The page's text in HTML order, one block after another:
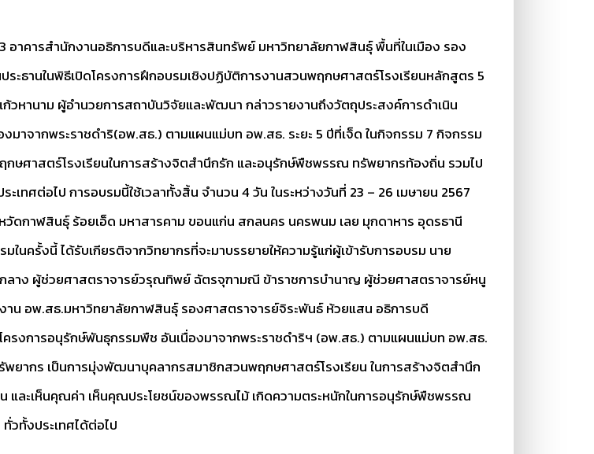
าคารสำนักงานอธิการบดีและบริหารสินทรัพย์ มหาวิทยาลัยกาฬสินธุ์ พื้นที่ในเมือง รอง
ะธานในพิธีเปิดโครงการฝึกอบรมเชิงปฏิบัติการงานสวนพฤกษศาสตร์โรงเรียนหลักสูตร 5
หานาม ผู้อำนวยการสถาบันวิจัยและพัฒนา กล่าวรายงานถึงวัตถุประสงค์การดำเนิน
าจากพระราชดำริ(อพ.สธ.) ตามแผนแม่บท อพ.สธ. ระยะ 5 ปีที่เจ็ด ในกิจกรรม 7 กิจกรรม
ศาสตร์โรงเรียนในการสร้างจิตสำนึกรัก และอนุรักษ์พืชพรรณ ทรัพยากรท้องถิ่น รวมไป
ต่อไป การอบรมนี้ใช้เวลาทั้งสิ้น จำนวน 4 วัน ในระหว่างวันที่ 23 – 26 เมษายน 2567
ดกาฬสินธุ์ ร้อยเอ็ด มหาสารคาม ขอนแก่น สกลนคร นครพนม เลย มุกดาหาร อุดรธานี
นครั้งนี้ ได้รับเกียรติจากวิทยากรที่จะมาบรรยายให้ความรู้แก่ผู้เข้ารับการอบรม นาย
ลาง ผู้ช่วยศาสตราจารย์วรุณทิพย์ ฉัตรจุฑามณี ข้าราชการบำนาญ ผู้ช่วยศาสตราจารย์หนู
น อพ.สธ.มหาวิทยาลัยกาฬสินธุ์ รองศาสตราจารย์จิระพันธ์ ห้วยแสน อธิการบดี
รงการอนุรักษ์พันธุกรรมพืช อันเนื่องมาจากพระราชดำริฯ (อพ.สธ.) ตามแผนแม่บท อพ.สธ.
พยากร เป็นการมุ่งพัฒนาบุคลากรสมาชิกสวนพฤกษศาสตร์โรงเรียน ในการสร้างจิตสำนึก
ละเห็นคุณค่า เห็นคุณประโยชน์ของพรรณไม้ เกิดความตระหนักในการอนุรักษ์พืชพรรณ
ทั้งประเทศได้ต่อไป